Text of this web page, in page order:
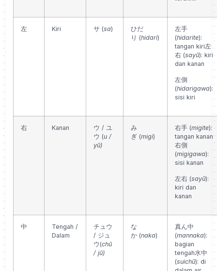
左 Kiri サ (sa)
ひだ
り (hidari)
左手
(hidarite):
tangan kiri左
右 (sayū): kiri
dan kanan
左側
(hidarigawa):
sisi kiri
右 Kanan
ウ / ユ
ウ (u /
yū)
み
ぎ (migi)
右手 (migite):
tangan kanan
右側
(migigawa):
sisi kanan
左右 (sayū):
kiri dan
kanan
中
Tengah /
Dalam
チュウ
/ ジュ
ウ(chū
/ jū)
な
か (naka)
真ん中
(mannaka):
bagian
tengah水中
(suichū): di